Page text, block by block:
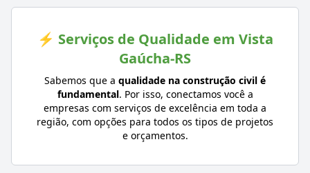
⚡ Serviços de Qualidade em Vista
Gaúcha-RS
Sabemos que a qualidade na construção civil é
fundamental. Por isso, conectamos você a
empresas com serviços de excelência em toda a
região, com opções para todos os tipos de projetos
e orçamentos.